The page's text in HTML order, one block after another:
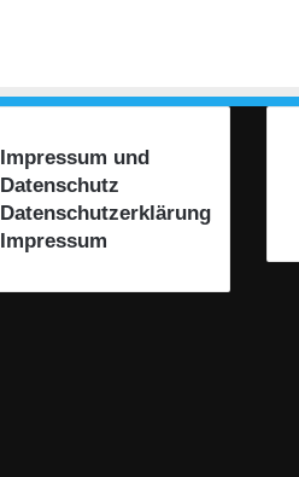
Impressum und
Datenschutz
Datenschutzerklärung
Impressum